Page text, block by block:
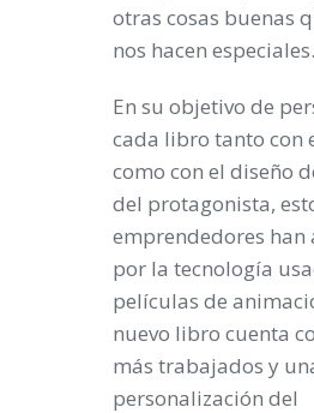
otras cosas buenas
nos hacen especiales.
En su objetivo de
cada libro tanto con
como con el diseño
del protagonista,
emprendedores han
por la tecnología
películas de
nuevo libro cuenta
más trabajados y
personalización del